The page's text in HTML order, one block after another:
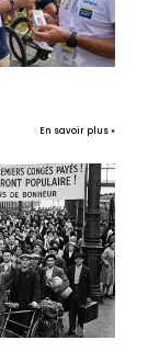
En savoir plus »